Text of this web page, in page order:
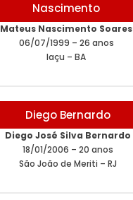
Nascimento
Mateus Nascimento Soares
06/07/1999 – 26 anos
Iaçu – BA
Diego Bernardo
Diego José Silva Bernardo
18/01/2006 – 20 anos
São João de Meriti – RJ